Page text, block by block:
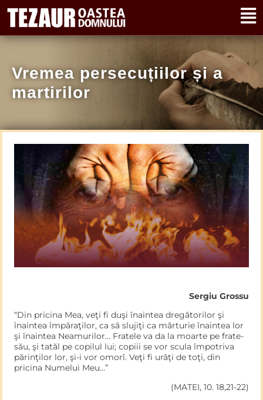
Vremea persecuțiilor și a
martirilor
Sergiu Grossu
“Din pricina Mea, veţi fi duşi înaintea dregătorilor şi
înaintea împăraţilor, ca să slujiţi ca mărturie înaintea lor
şi înaintea Nea­murilor… Fratele va da la moarte pe frate-
său, şi tatăl pe copilul lui; copiii se vor scula împotriva
părinţilor lor, şi-i vor omorî. Veţi fi urâţi de toţi, din
pricina Numelui Meu…”
(MATEI, 10. 18,21-22)